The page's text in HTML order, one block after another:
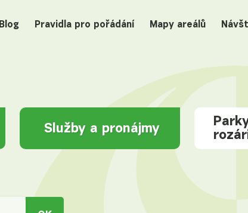
Blog Pravidla pro pořádání Mapy areálů
Služby a pronájmy